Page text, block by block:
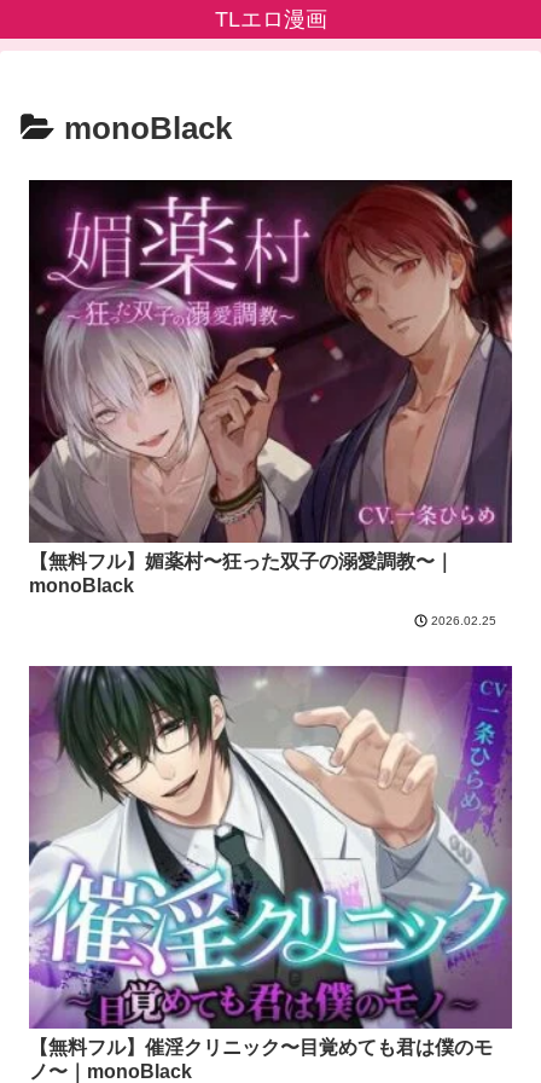
TLエロ漫画
monoBlack
【無料フル】媚薬村〜狂った双子の溺愛調教〜｜
monoBlack
2026.02.25
【無料フル】催淫クリニック〜目覚めても君は僕のモ
ノ〜｜monoBlack